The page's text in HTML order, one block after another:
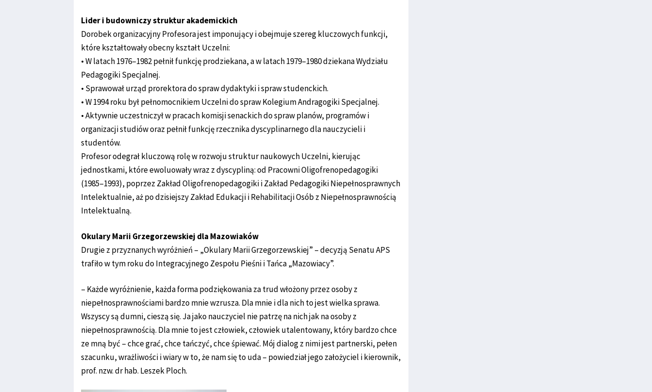
Lider i budowniczy struktur akademickich
Dorobek organizacyjny Profesora jest imponujący i obejmuje szereg kluczowych funkcji,
które kształtowały obecny kształt Uczelni:
• W latach 1976–1982 pełnił funkcję prodziekana, a w latach 1979–1980 dziekana Wydziału
Pedagogiki Specjalnej.
• Sprawował urząd prorektora do spraw dydaktyki i spraw studenckich.
• W 1994 roku był pełnomocnikiem Uczelni do spraw Kolegium Andragogiki Specjalnej.
• Aktywnie uczestniczył w pracach komisji senackich do spraw planów, programów i
organizacji studiów oraz pełnił funkcję rzecznika dyscyplinarnego dla nauczycieli i
studentów.
Profesor odegrał kluczową rolę w rozwoju struktur naukowych Uczelni, kierując
jednostkami, które ewoluowały wraz z dyscypliną: od Pracowni Oligofrenopedagogiki
(1985–1993), poprzez Zakład Oligofrenopedagogiki i Zakład Pedagogiki Niepełnosprawnych
Intelektualnie, aż po dzisiejszy Zakład Edukacji i Rehabilitacji Osób z Niepełnosprawnością
Intelektualną.
Okulary Marii Grzegorzewskiej dla Mazowiaków
Drugie z przyznanych wyróżnień – „Okulary Marii Grzegorzewskiej” – decyzją Senatu APS
trafiło w tym roku do Integracyjnego Zespołu Pieśni i Tańca „Mazowiacy”.
– Każde wyróżnienie, każda forma podziękowania za trud włożony przez osoby z
niepełnosprawnościami bardzo mnie wzrusza. Dla mnie i dla nich to jest wielka sprawa.
Wszyscy są dumni, cieszą się. Ja jako nauczyciel nie patrzę na nich jak na osoby z
niepełnosprawnością. Dla mnie to jest człowiek, człowiek utalentowany, który bardzo chce
ze mną być – chce grać, chce tańczyć, chce śpiewać. Mój dialog z nimi jest partnerski, pełen
szacunku, wrażliwości i wiary w to, że nam się to uda – powiedział jego założyciel i kierownik,
prof. nzw. dr hab. Leszek Ploch.